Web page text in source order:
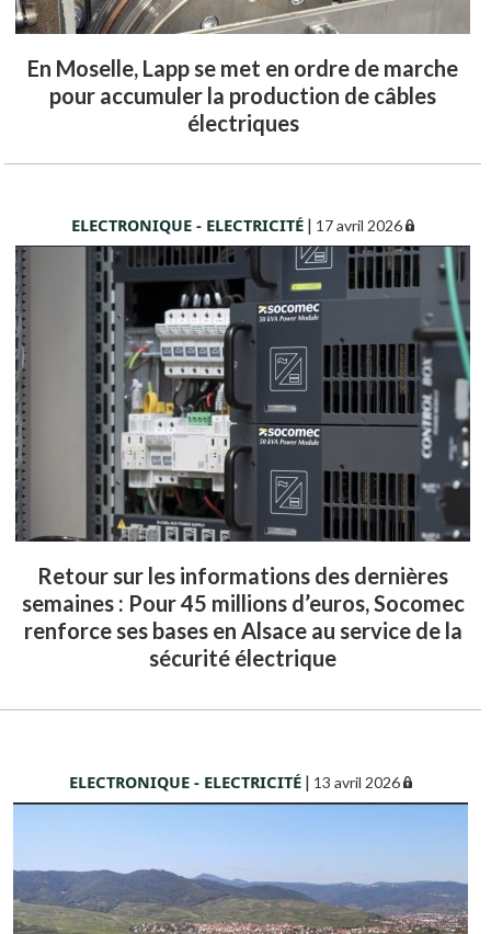
En Moselle, Lapp se met en ordre de marche
pour accumuler la production de câbles
électriques
ELECTRONIQUE - ELECTRICITÉ | 17 avril 2026
Retour sur les informations des dernières
semaines : Pour 45 millions d’euros, Socomec
renforce ses bases en Alsace au service de la
sécurité électrique
ELECTRONIQUE - ELECTRICITÉ | 13 avril 2026